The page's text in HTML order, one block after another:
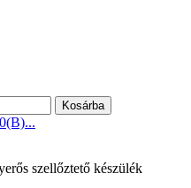
Kosárba
szellőztető készülék